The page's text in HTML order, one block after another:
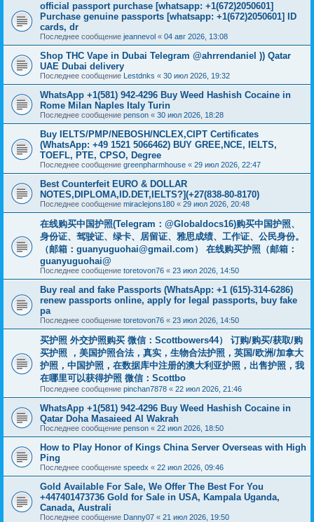
official passport purchase [whatsapp: +1(672)2050601]
Purchase genuine passports [whatsapp: +1(672)2050601] ID
cards, dr
Последнее сообщение jeannevol « 04 авг 2026, 13:08
Shop THC Vape in Dubai Telegram @ahrrendaniel )) Qatar
UAE Dubai delivery
Последнее сообщение Lestdnks « 30 июл 2026, 19:32
WhatsApp +1(581) 942-4296 Buy Weed Hashish Cocaine in
Rome Milan Naples Italy Turin
Последнее сообщение penson « 30 июл 2026, 18:28
Buy IELTS/PMP/NEBOSH/NCLEX,CIPT Certificates
(WhatsApp: +49 1521 5066462) BUY GREE,NCE, IELTS,
TOEFL, PTE, CPSO, Degree
Последнее сообщение greenpharmhouse « 29 июл 2026, 22:47
Best Counterfeit EURO & DOLLAR
NOTES,DIPLOMA,ID.DET,IELTS?](+27(838-80-8170)
Последнее сообщение miraclejons180 « 29 июл 2026, 20:48
在线购买中国护照(Telegram：@Globaldocs16)购买中国护照、
身份证、驾驶证、绿卡、居留证、雅思成绩、工作证、公民身份。
（邮箱： guanyuguohai@gmail.com ） 在线购买护照（邮箱：
guanyuguohai@
Последнее сообщение toretovon76 « 23 июл 2026, 14:50
Buy real and fake Passports (WhatsApp: +1 (615)-314-6286)
renew passports online, apply for legal passports, buy fake
pa
Последнее сообщение toretovon76 « 23 июл 2026, 14:50
买护照 外交护照购买 微信：Scottbowers44） 订购/购买/获取/购
买护照 ，美国护照合法，真实，生物合法护照，英国/欧洲/加拿大
护照，中国护照，在数据库中注册的澳大利亚护照，出售护照，我
在哪里可以获得护照 微信：Scottbo
Последнее сообщение pinchan7878 « 22 июл 2026, 21:46
WhatsApp +1(581) 942-4296 Buy Weed Hashish Cocaine in
Qatar Doha Masaieed Al Wakrah
Последнее сообщение penson « 22 июл 2026, 18:50
How to Play Honor of Kings China Server Overseas with High
Ping
Последнее сообщение speedx « 22 июл 2026, 09:46
Gold Available For Sale, We Offer The Best For You
+447401473736 Gold for Sale in USA, Kampala Uganda,
Canada, Australi
Последнее сообщение Danny07 « 21 июл 2026, 19:50